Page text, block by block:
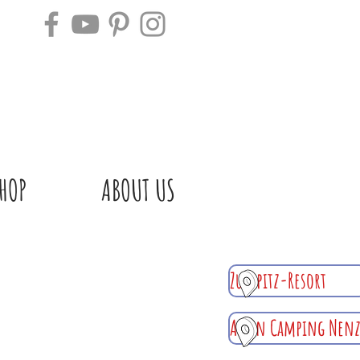
ABOUT US
Zugspitz-Resort
Alpen Camping